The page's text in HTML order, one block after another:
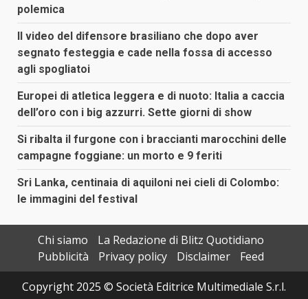
polemica
Il video del difensore brasiliano che dopo aver
segnato festeggia e cade nella fossa di accesso
agli spogliatoi
Europei di atletica leggera e di nuoto: Italia a caccia
dell’oro con i big azzurri. Sette giorni di show
Si ribalta il furgone con i braccianti marocchini delle
campagne foggiane: un morto e 9 feriti
Sri Lanka, centinaia di aquiloni nei cieli di Colombo:
le immagini del festival
Chi siamo
La Redazione di Blitz Quotidiano
Pubblicità
Privacy policy Disclaimer
Feed
Copyright 2025 © Società Editrice Multimediale S.r.l.